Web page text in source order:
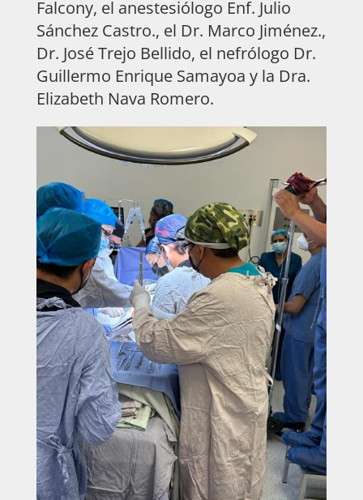
Falcony, el anestesiólogo Enf. Julio
Sánchez Castro., el Dr. Marco Jiménez.,
Dr. José Trejo Bellido, el nefrólogo Dr.
Guillermo Enrique Samayoa y la Dra.
Elizabeth Nava Romero.